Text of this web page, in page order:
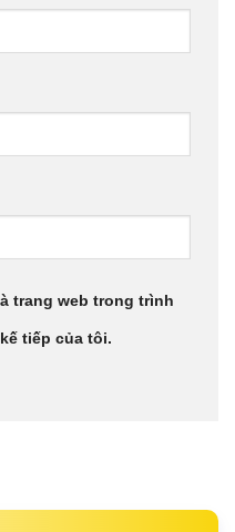
trang web trong trình
tiếp của tôi.